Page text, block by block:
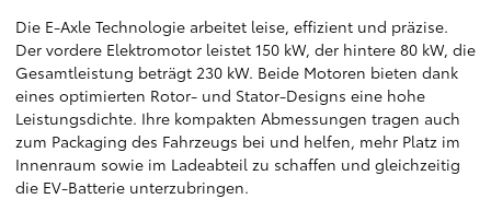
Die E-Axle Technologie arbeitet leise, effizient und präzise.
Der vordere Elektromotor leistet 150 kW, der hintere 80 kW, die
Gesamtleistung beträgt 230 kW. Beide Motoren bieten dank
eines optimierten Rotor- und Stator-Designs eine hohe
Leistungsdichte. Ihre kompakten Abmessungen tragen auch
zum Packaging des Fahrzeugs bei und helfen, mehr Platz im
Innenraum sowie im Ladeabteil zu schaffen und gleichzeitig
die EV-Batterie unterzubringen.